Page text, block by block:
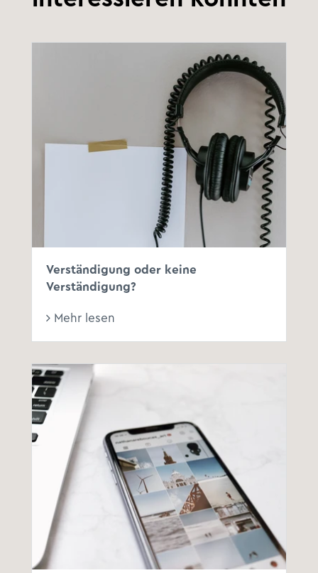
Verständigung oder keine
Verständigung?
Mehr lesen